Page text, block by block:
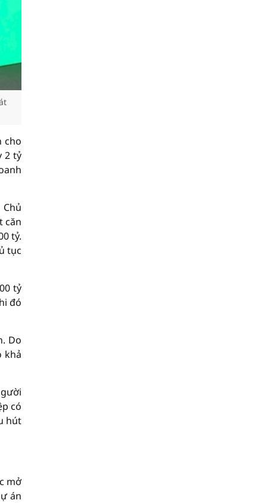
cho
2 tỷ
căn
tỷ.
tục
tỷ
đó
Do
khả
có
hút
mở
án